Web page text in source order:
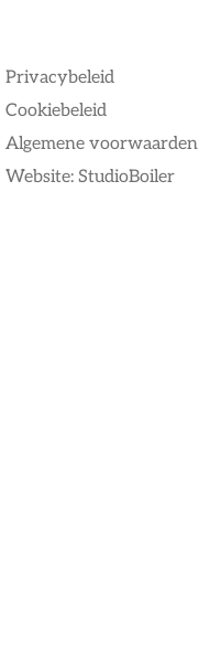
Privacybeleid
Cookiebeleid
Algemene voorwaarden
Website: StudioBoiler